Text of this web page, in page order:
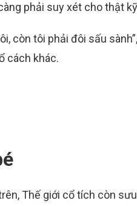
phải suy xét cho thật
còn tôi phải đôi sấu
cách khác.
Thế giới cổ tích còn